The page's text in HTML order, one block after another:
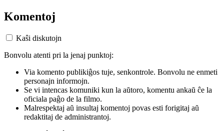
Komentoj
Kaŝi diskutojn
Bonvolu atenti pri la jenaj punktoj:
Via komento publikiĝos tuje, senkontrole. Bonvolu ne enmeti
personajn informojn.
Se vi intencas komuniki kun la aŭtoro, komentu ankaŭ ĉe la
oficiala paĝo de la filmo.
Malrespektaj aŭ insultaj komentoj povas esti forigitaj aŭ
redaktitaj de administrantoj.